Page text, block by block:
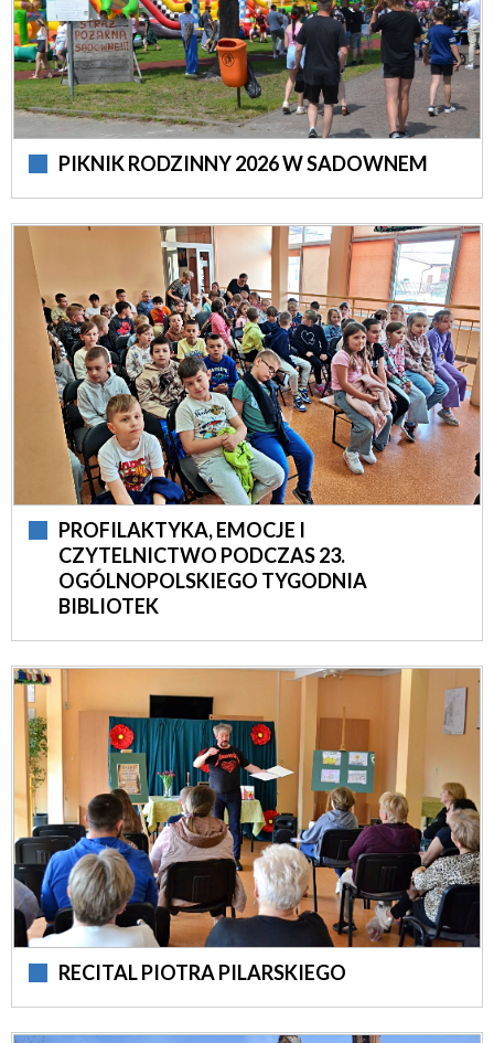
PIKNIK RODZINNY 2026 W SADOWNEM
PROFILAKTYKA, EMOCJE I
CZYTELNICTWO PODCZAS 23.
OGÓLNOPOLSKIEGO TYGODNIA
BIBLIOTEK
RECITAL PIOTRA PILARSKIEGO